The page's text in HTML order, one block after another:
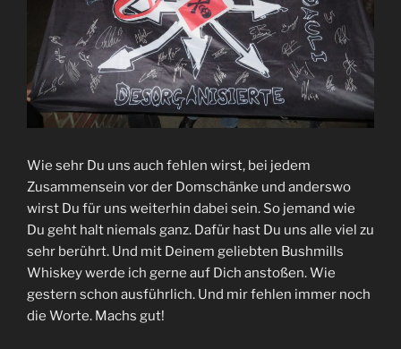
Wie sehr Du uns auch fehlen wirst, bei jedem
Zusammensein vor der Domschänke und anderswo
wirst Du für uns weiterhin dabei sein. So jemand wie
Du geht halt niemals ganz. Dafür hast Du uns alle viel zu
sehr berührt. Und mit Deinem geliebten Bushmills
Whiskey werde ich gerne auf Dich anstoßen. Wie
gestern schon ausführlich. Und mir fehlen immer noch
die Worte. Machs gut!